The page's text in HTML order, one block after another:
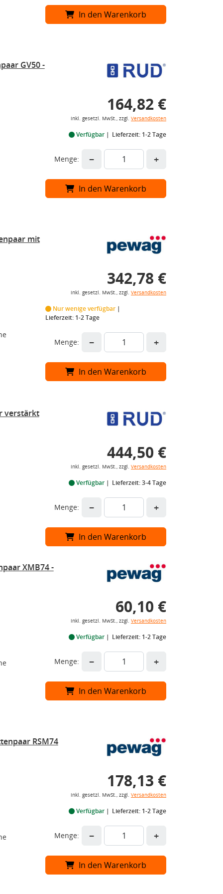
In den Warenkorb
GV50 -
164,82 €
inkl. gesetzl. MwSt., zzgl. Versandkosten
Verfügbar Lieferzeit: 1-2 Tage
Menge: − +
In den Warenkorb
mit
342,78 €
inkl. gesetzl. MwSt., zzgl. Versandkosten
Nur wenige verfügbar
Lieferzeit: 1-2 Tage
Menge: − +
In den Warenkorb
verstärkt
444,50 €
inkl. gesetzl. MwSt., zzgl. Versandkosten
Verfügbar Lieferzeit: 3-4 Tage
Menge: − +
In den Warenkorb
XMB74 -
60,10 €
inkl. gesetzl. MwSt., zzgl. Versandkosten
Verfügbar Lieferzeit: 1-2 Tage
Menge: − +
In den Warenkorb
RSM74
178,13 €
inkl. gesetzl. MwSt., zzgl. Versandkosten
Verfügbar Lieferzeit: 1-2 Tage
Menge: − +
In den Warenkorb